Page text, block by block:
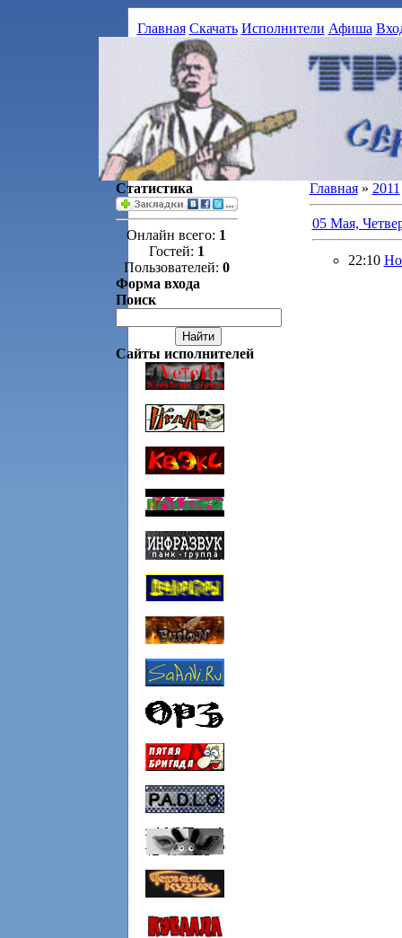
Главная Скачать Исполнители Афиша
Статистика
Онлайн всего: 1
Гостей: 1
Пользователей: 0
Форма входа
Поиск
Сайты исполнителей
Главная» 2011
05 Мая,
22:10